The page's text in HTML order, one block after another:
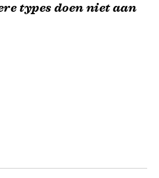
types doen niet aan